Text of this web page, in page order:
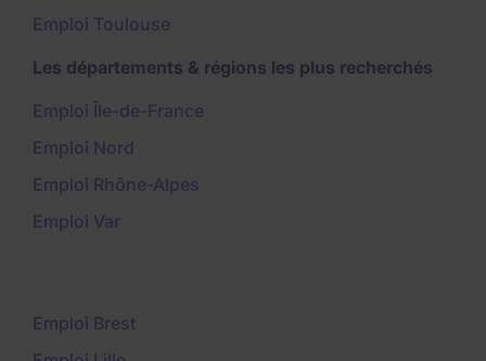
Emploi Toulouse
Les départements & régions les plus recherchés
Emploi Île-de-France
Emploi Nord
Emploi Rhône-Alpes
Emploi Var
Emploi Brest